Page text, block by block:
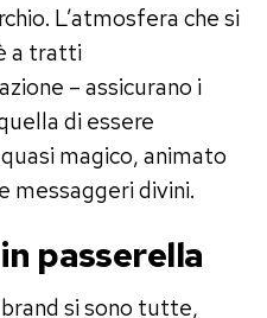
L’atmosfera che si
a tratti
– assicurano i
di essere
magico, animato
messaggeri divini.
passerella
si sono tutte,